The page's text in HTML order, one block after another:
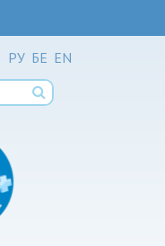
РУ БЕ EN